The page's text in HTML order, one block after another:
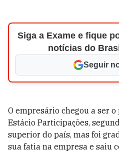
Siga a Exame e fique
notícias do
Seguir
O empresário chegou a ser
Estácio Participações,
superior do país, mas foi
sua fatia na empresa e saiu